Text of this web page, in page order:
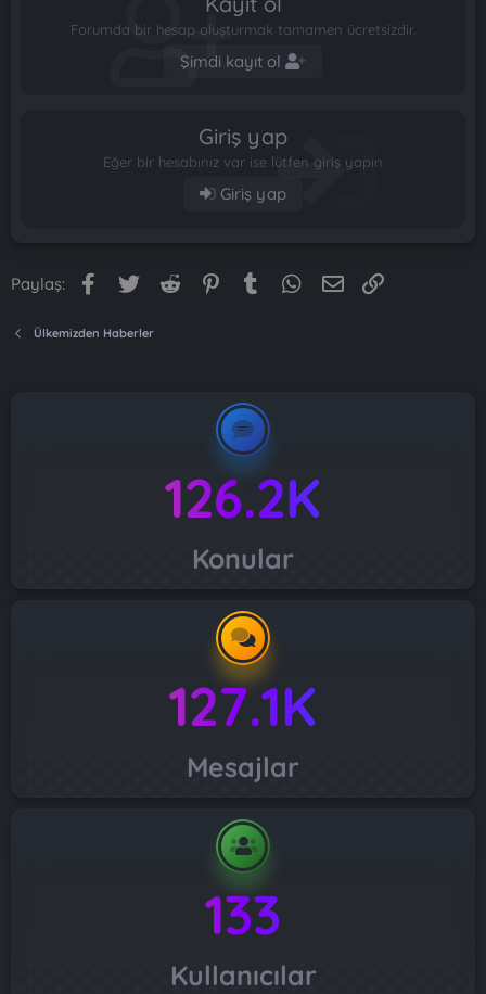
Forumda bir hesap oluşturmak tamamen ücretsizdir.
Şimdi kayıt ol
Giriş yap
Eğer bir hesabınız var ise lütfen giriş yapın
Giriş yap
Paylaş: Facebook
Twitter Reddit PinterestTumblr WhatsApp
E-posta
Ülkemizden Haberler
126.2K
Konular
127.1K
Mesajlar
133
Kullanıcılar